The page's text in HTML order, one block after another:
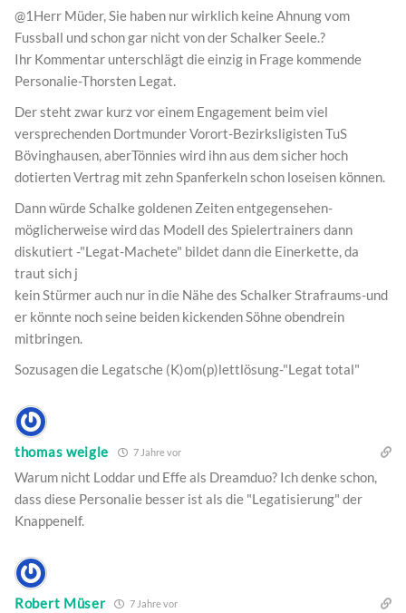
@1Herr Müder, Sie haben nur wirklich keine Ahnung vom
Fussball und schon gar nicht von der Schalker Seele.?
Ihr Kommentar unterschlägt die einzig in Frage kommende
Personalie-Thorsten Legat.
Der steht zwar kurz vor einem Engagement beim viel
versprechenden Dortmunder Vorort-Bezirksligisten TuS
Bövinghausen, aberTönnies wird ihn aus dem sicher hoch
dotierten Vertrag mit zehn Spanferkeln schon loseisen können.
Dann würde Schalke goldenen Zeiten entgegensehen-
möglicherweise wird das Modell des Spielertrainers dann
diskutiert -"Legat-Machete" bildet dann die Einerkette, da
traut sich j
kein Stürmer auch nur in die Nähe des Schalker Strafraums-und
er könnte noch seine beiden kickenden Söhne obendrein
mitbringen.
Sozusagen die Legatsche (K)om(p)lettlösung-"Legat total"
thomas weigle 7 Jahre vor
Warum nicht Loddar und Effe als Dreamduo? Ich denke schon,
dass diese Personalie besser ist als die "Legatisierung" der
Knappenelf.
Robert Müser 7 Jahre vor